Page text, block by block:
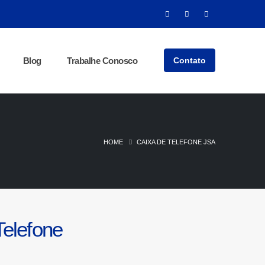
Blog Trabalhe Conosco Contato
HOME CAIXA DE TELEFONE JSA